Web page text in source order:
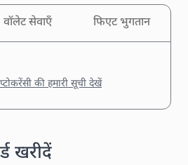
वॉलेट सेवाएँ फिएट भुगतान
की हमारी सूची देखें
खरीदें